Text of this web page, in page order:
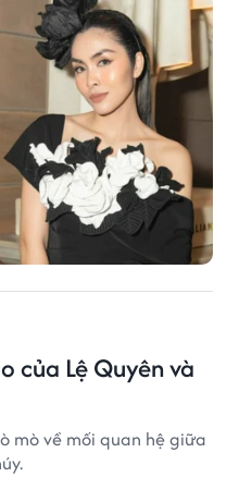
của Lệ Quyên và
mò về mối quan hệ giữa